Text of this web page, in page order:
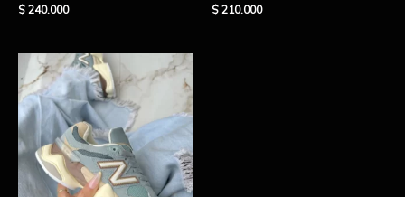
Valorado
en
$240.000
Valorado
en
$210.000